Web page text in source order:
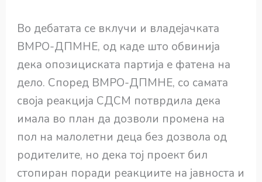
Во дебатата се вклучи и владејачката
ВМРО-ДПМНЕ, од каде што обвинија
дека опозициската партија е фатена на
дело. Според ВМРО-ДПМНЕ, со самата
своја реакција СДСМ потврдила дека
имала во план да дозволи промена на
пол на малолетни деца без дозвола од
родителите, но дека тој проект бил
стопиран поради реакциите на јавноста и